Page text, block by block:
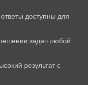
доступны для
задач любой
результат с